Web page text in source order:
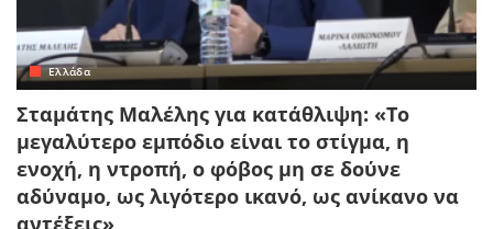
Ελλάδα
Σταμάτης Μαλέλης για κατάθλιψη: «Το
μεγαλύτερο εμπόδιο είναι το στίγμα, η
ενοχή, η ντροπή, ο φόβος μη σε δούνε
αδύναμο, ως λιγότερο ικανό, ως ανίκανο να